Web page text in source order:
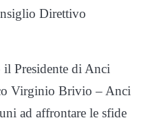
Direttivo
il Presidente di Anci
Virginio Brivio – Anci
ad affrontare le sfide